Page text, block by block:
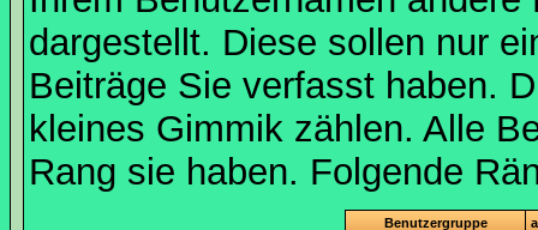
dargestellt. Diese sollen nur
Beiträge Sie verfasst haben.
kleines Gimmik zählen. Alle
Rang sie haben. Folgende
Benutzergruppe